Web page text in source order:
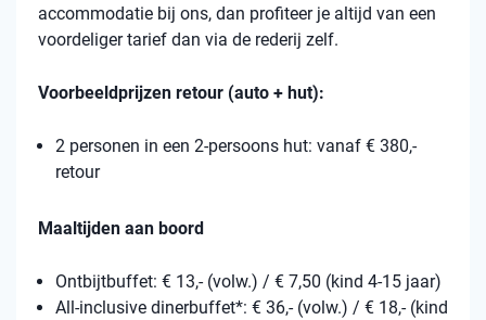
accommodatie bij ons, dan profiteer je altijd van een
voordeliger tarief dan via de rederij zelf.
Voorbeeldprijzen retour (auto + hut):
2 personen in een 2-persoons hut: vanaf € 380,-
retour
Maaltijden aan boord
Ontbijtbuffet: € 13,- (volw.) / € 7,50 (kind 4-15 jaar)
All-inclusive dinerbuffet*: € 36,- (volw.) / € 18,- (kind